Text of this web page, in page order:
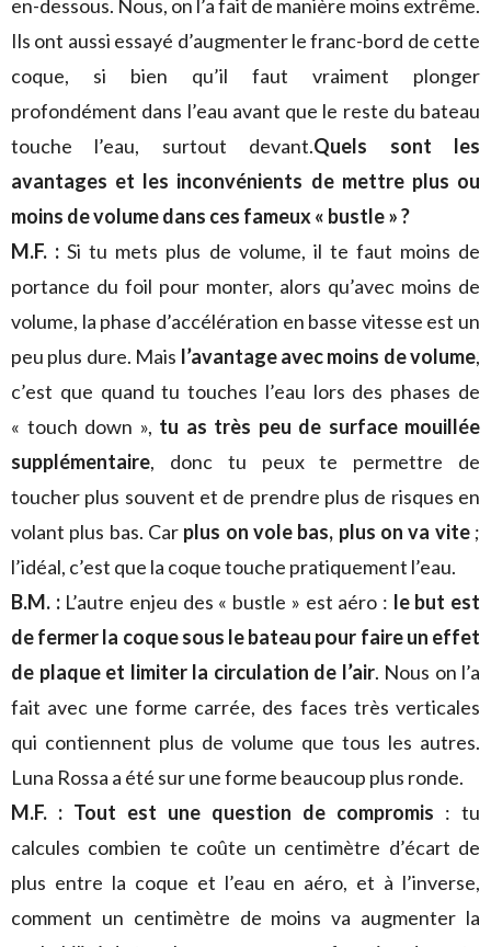
en-dessous. Nous, on l’a fait de manière moins extrême.
Ils ont aussi essayé d’augmenter le franc-bord de cette
coque, si bien qu’il faut vraiment plonger
profondément dans l’eau avant que le reste du bateau
touche l’eau, surtout devant.Quels sont les
avantages et les inconvénients de mettre plus ou
moins de volume dans ces fameux « bustle » ?
M.F. : Si tu mets plus de volume, il te faut moins de
portance du foil pour monter, alors qu’avec moins de
volume, la phase d’accélération en basse vitesse est un
peu plus dure. Mais l’avantage avec moins de volume,
c’est que quand tu touches l’eau lors des phases de
« touch down », tu as très peu de surface mouillée
supplémentaire, donc tu peux te permettre de
toucher plus souvent et de prendre plus de risques en
volant plus bas. Car plus on vole bas, plus on va vite;
l’idéal, c’est que la coque touche pratiquement l’eau.
B.M. :L’autre enjeu des « bustle » est aéro : le but est
de fermer la coque sous le bateau pour faire un effet
de plaque et limiter la circulation de l’air. Nous on l’a
fait avec une forme carrée, des faces très verticales
qui contiennent plus de volume que tous les autres.
Luna Rossa a été sur une forme beaucoup plus ronde.
M.F. : Tout est une question de compromis : tu
calcules combien te coûte un centimètre d’écart de
plus entre la coque et l’eau en aéro, et à l’inverse,
comment un centimètre de moins va augmenter la